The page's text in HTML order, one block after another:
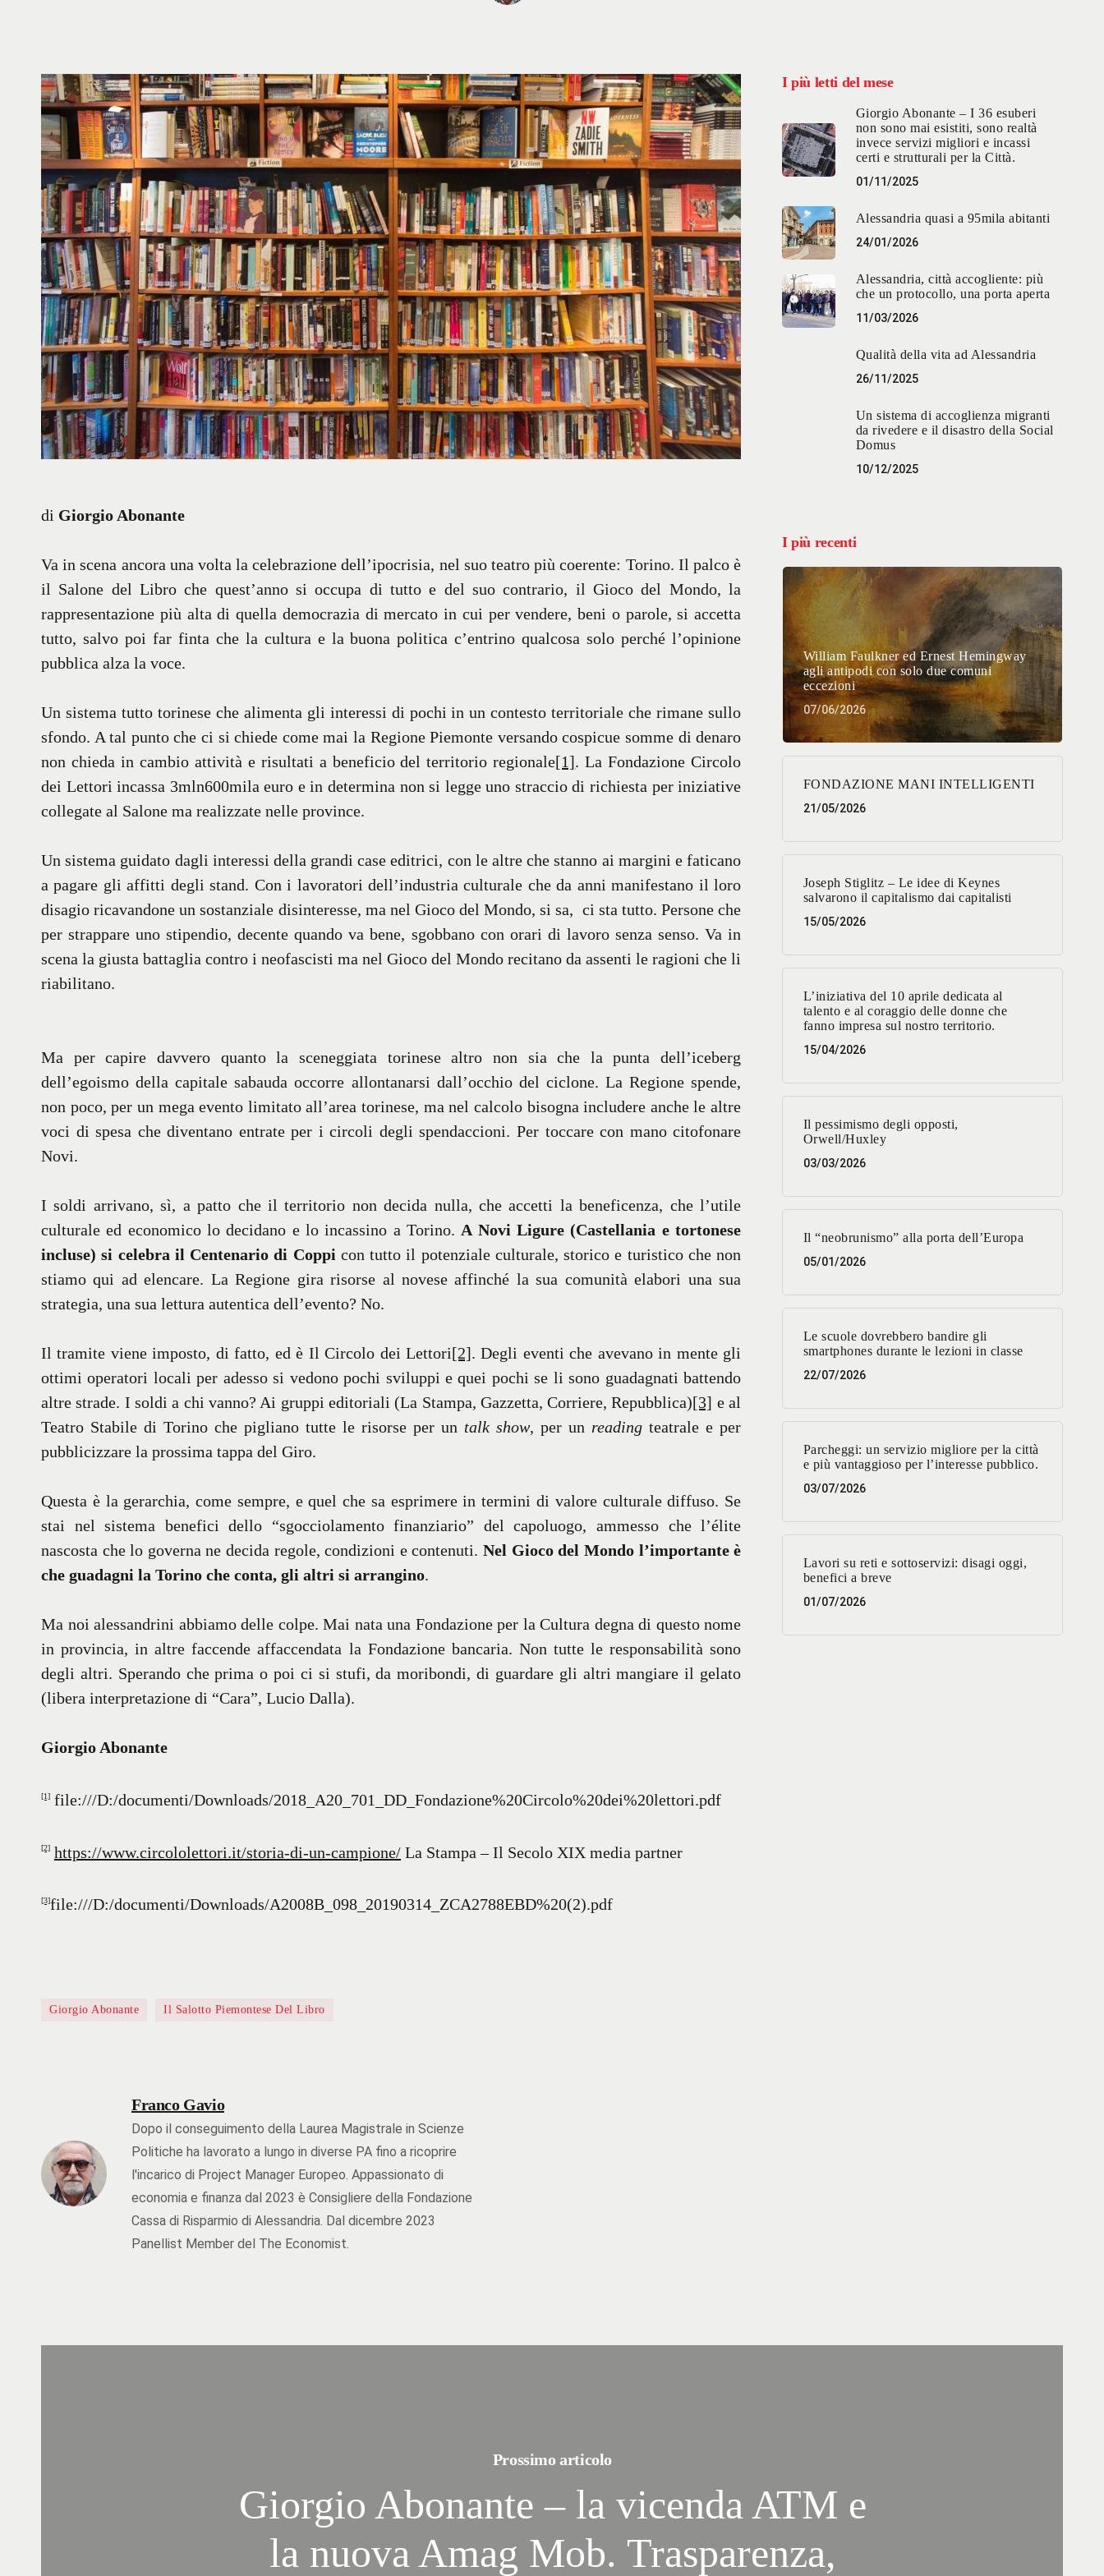
di Giorgio Abonante
Va in scena ancora una volta la celebrazione dell’ipocrisia, nel suo teatro più coerente: Torino. Il palco è
il Salone del Libro che quest’anno si occupa di tutto e del suo contrario, il Gioco del Mondo, la
rappresentazione più alta di quella democrazia di mercato in cui per vendere, beni o parole, si accetta
tutto, salvo poi far finta che la cultura e la buona politica c’entrino qualcosa solo perché l’opinione
pubblica alza la voce.
Un sistema tutto torinese che alimenta gli interessi di pochi in un contesto territoriale che rimane sullo
sfondo. A tal punto che ci si chiede come mai la Regione Piemonte versando cospicue somme di denaro
non chieda in cambio attività e risultati a beneficio del territorio regionale[1]. La Fondazione Circolo
dei Lettori incassa 3mln600mila euro e in determina non si legge uno straccio di richiesta per iniziative
collegate al Salone ma realizzate nelle province.
Un sistema guidato dagli interessi della grandi case editrici, con le altre che stanno ai margini e faticano
a pagare gli affitti degli stand. Con i lavoratori dell’industria culturale che da anni manifestano il loro
disagio ricavandone un sostanziale disinteresse, ma nel Gioco del Mondo, si sa, ci sta tutto. Persone che
per strappare uno stipendio, decente quando va bene, sgobbano con orari di lavoro senza senso. Va in
scena la giusta battaglia contro i neofascisti ma nel Gioco del Mondo recitano da assenti le ragioni che li
riabilitano.
Ma per capire davvero quanto la sceneggiata torinese altro non sia che la punta dell’iceberg
dell’egoismo della capitale sabauda occorre allontanarsi dall’occhio del ciclone. La Regione spende,
non poco, per un mega evento limitato all’area torinese, ma nel calcolo bisogna includere anche le altre
voci di spesa che diventano entrate per i circoli degli spendaccioni. Per toccare con mano citofonare
Novi.
I soldi arrivano, sì, a patto che il territorio non decida nulla, che accetti la beneficenza, che l’utile
culturale ed economico lo decidano e lo incassino a Torino. A Novi Ligure (Castellania e tortonese
incluse) si celebra il Centenario di Coppi con tutto il potenziale culturale, storico e turistico che non
stiamo qui ad elencare. La Regione gira risorse al novese affinché la sua comunità elabori una sua
strategia, una sua lettura autentica dell’evento? No.
Il tramite viene imposto, di fatto, ed è Il Circolo dei Lettori[2]. Degli eventi che avevano in mente gli
ottimi operatori locali per adesso si vedono pochi sviluppi e quei pochi se li sono guadagnati battendo
altre strade. I soldi a chi vanno? Ai gruppi editoriali (La Stampa, Gazzetta, Corriere, Repubblica)[3] e al
Teatro Stabile di Torino che pigliano tutte le risorse per un talk show, per un reading teatrale e per
pubblicizzare la prossima tappa del Giro.
Questa è la gerarchia, come sempre, e quel che sa esprimere in termini di valore culturale diffuso. Se
stai nel sistema benefici dello “sgocciolamento finanziario” del capoluogo, ammesso che l’élite
nascosta che lo governa ne decida regole, condizioni e contenuti.Nel Gioco del Mondo l’importante è
che guadagni la Torino che conta, gli altri si arrangino.
Ma noi alessandrini abbiamo delle colpe. Mai nata una Fondazione per la Cultura degna di questo nome
in provincia, in altre faccende affaccendata la Fondazione bancaria. Non tutte le responsabilità sono
degli altri. Sperando che prima o poi ci si stufi, da moribondi, di guardare gli altri mangiare il gelato
(libera interpretazione di “Cara”, Lucio Dalla).
Giorgio Abonante
[1] file:///D:/documenti/Downloads/2018_A20_701_DD_Fondazione%20Circolo%20dei%20lettori.pdf
[2] https://www.circololettori.it/storia-di-un-campione/ La Stampa – Il Secolo XIX media partner
[3]file:///D:/documenti/Downloads/A2008B_098_20190314_ZCA2788EBD%20(2).pdf
Giorgio Abonante Il Salotto Piemontese Del Libro
Franco Gavio
Dopo il conseguimento della Laurea Magistrale in Scienze
Politiche ha lavorato a lungo in diverse PA fino a ricoprire
l'incarico di Project Manager Europeo. Appassionato di
economia e finanza dal 2023 è Consigliere della Fondazione
Cassa di Risparmio di Alessandria. Dal dicembre 2023
Panellist Member del The Economist.
I più letti del mese
Giorgio Abonante – I 36 esuberi
non sono mai esistiti, sono realtà
invece servizi migliori e incassi
certi e strutturali per la Città.
01/11/2025
Alessandria quasi a 95mila abitanti
24/01/2026
Alessandria, città accogliente: più
che un protocollo, una porta aperta
11/03/2026
Qualità della vita ad Alessandria
26/11/2025
Un sistema di accoglienza migranti
da rivedere e il disastro della Social
Domus
10/12/2025
I più recenti
William Faulkner ed Ernest Hemingway
agli antipodi con solo due comuni
eccezioni
07/06/2026
FONDAZIONE MANI INTELLIGENTI
21/05/2026
Joseph Stiglitz – Le idee di Keynes
salvarono il capitalismo dai capitalisti
15/05/2026
L’iniziativa del 10 aprile dedicata al
talento e al coraggio delle donne che
fanno impresa sul nostro territorio.
15/04/2026
Il pessimismo degli opposti,
Orwell/Huxley
03/03/2026
Il “neobrunismo” alla porta dell’Europa
05/01/2026
Le scuole dovrebbero bandire gli
smartphones durante le lezioni in classe
22/07/2026
Parcheggi: un servizio migliore per la città
e più vantaggioso per l’interesse pubblico.
03/07/2026
Lavori su reti e sottoservizi: disagi oggi,
benefici a breve
01/07/2026
Prossimo articolo
Giorgio Abonante – la vicenda ATM e
la nuova Amag Mob. Trasparenza,